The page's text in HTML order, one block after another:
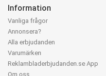
Information
Vanliga frågor
Annonsera?
Alla erbjudanden
Varumärken
Reklambladerbjudanden.se App
Om oss